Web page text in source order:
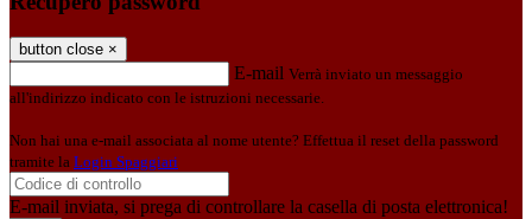
button close ×
E-mail Verrà inviato un messaggio
all'indirizzo indicato con le istruzioni necessarie.
Non hai una e-mail associata al nome utente? Effettua il reset della password
tramite la Login Spaggiari
E-mail inviata, si prega di controllare la casella di posta elettronica!